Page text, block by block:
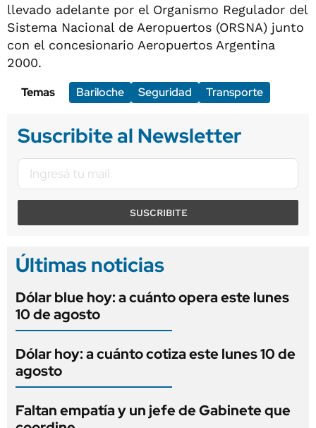
llevado adelante por el Organismo Regulador del
Sistema Nacional de Aeropuertos (ORSNA) junto
con el concesionario Aeropuertos Argentina
2000.
Temas
Bariloche Seguridad Transporte
Suscribite al Newsletter
SUSCRIBITE
Últimas noticias
Dólar blue hoy: a cuánto opera este lunes
10 de agosto
Dólar hoy: a cuánto cotiza este lunes 10 de
agosto
Faltan empatía y un jefe de Gabinete que